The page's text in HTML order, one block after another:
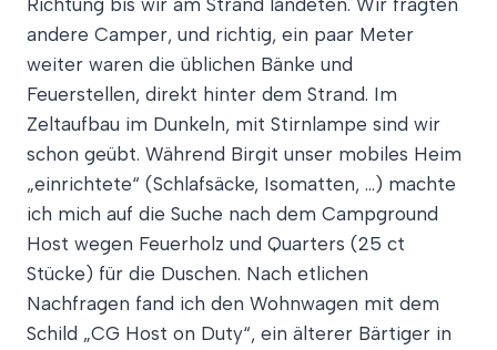
Richtung bis wir am Strand landeten. Wir fragten
andere Camper, und richtig, ein paar Meter
weiter waren die üblichen Bänke und
Feuerstellen, direkt hinter dem Strand. Im
Zeltaufbau im Dunkeln, mit Stirnlampe sind wir
schon geübt. Während Birgit unser mobiles Heim
„einrichtete“ (Schlafsäcke, Isomatten, …) machte
ich mich auf die Suche nach dem Campground
Host wegen Feuerholz und Quarters (25 ct
Stücke) für die Duschen. Nach etlichen
Nachfragen fand ich den Wohnwagen mit dem
Schild „CG Host on Duty“, ein älterer Bärtiger in